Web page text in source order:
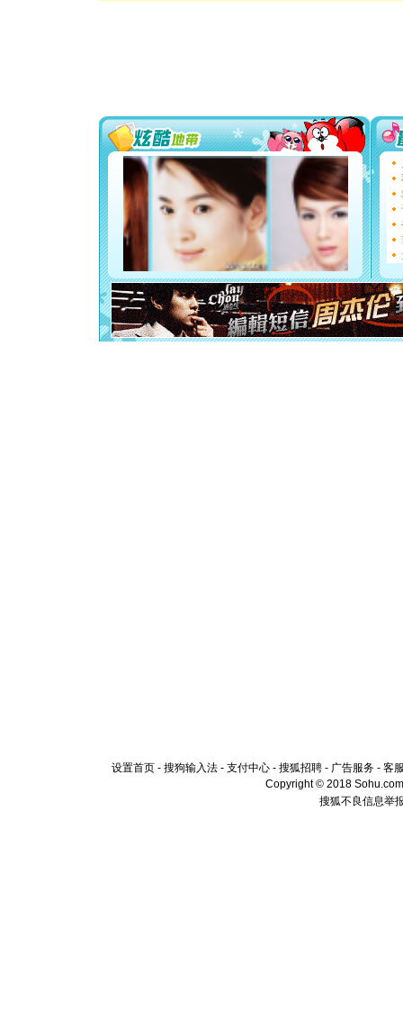
你太多，
要平安！
[圣诞节]
能正大
都要快乐
[圣诞节]
如意,快
[元旦]
看
断电。
你是我
[元旦]
起；二是
离。水晶
[元旦]当
泣，这痛
卖了。水
设置首页 - 搜狗输入法 - 支付中心 - 搜狐招聘 - 广告服务 - 客
Copyright © 2018
搜狐不良信息举